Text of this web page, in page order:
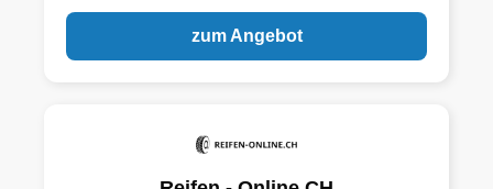
zum Angebot